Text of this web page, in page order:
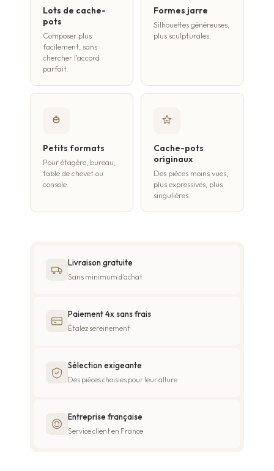
Lots de cache-
pots
Composer plus
facilement, sans
chercher l'accord
parfait.
Formes jarre
Silhouettes généreuses,
plus sculpturales.
Petits formats
Pour étagère, bureau,
table de chevet ou
console.
Cache-pots
originaux
Des pièces moins vues,
plus expressives, plus
singulières.
Livraison gratuite
Sans minimum d'achat
Paiement 4x sans frais
Étalez sereinement
Sélection exigeante
Des pièces choisies pour leur allure
Entreprise française
Service client en France